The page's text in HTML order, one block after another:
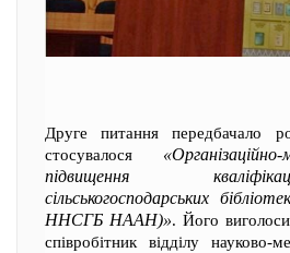
Друге питання передбачало
стосувалося
підвищення
сільськогосподарських
ННСГБ НААН)». Його
співробітник відділу науково-